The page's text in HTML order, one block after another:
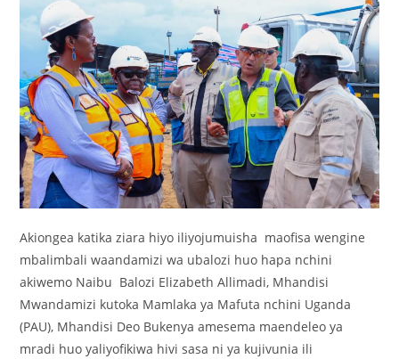
Akiongea katika ziara hiyo iliyojumuisha maofisa wengine
mbalimbali waandamizi wa ubalozi huo hapa nchini
akiwemo Naibu Balozi Elizabeth Allimadi, Mhandisi
Mwandamizi kutoka Mamlaka ya Mafuta nchini Uganda
(PAU), Mhandisi Deo Bukenya amesema maendeleo ya
mradi huo yaliyofikiwa hivi sasa ni ya kujivunia ili